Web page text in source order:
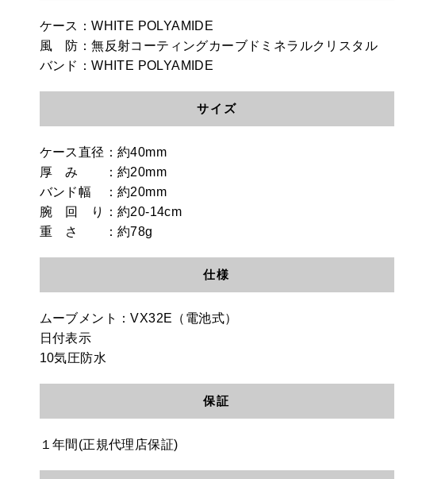
ケース：WHITE POLYAMIDE
風 防：無反射コーティングカーブドミネラルクリスタル
バンド：WHITE POLYAMIDE
サイズ
ケース直径：約40mm
厚 み ：約20mm
バンド幅 ：約20mm
腕 回 り：約20-14cm
重 さ ：約78g
仕様
ムーブメント：VX32E（電池式）
日付表示
10気圧防水
保証
１年間(正規代理店保証)